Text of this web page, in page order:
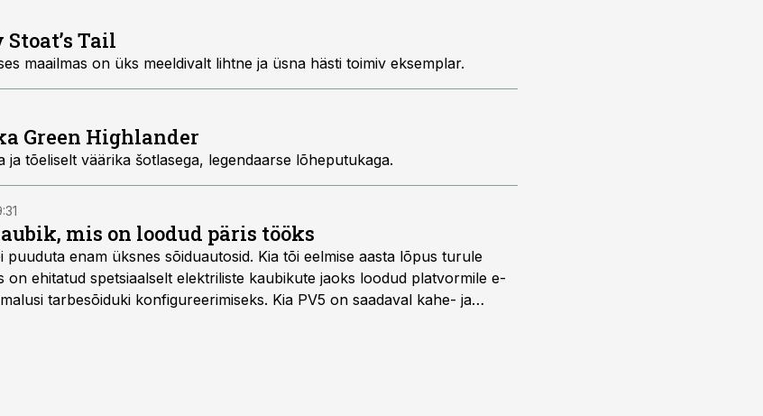
Tail
maailmas on üks meeldivalt lihtne ja üsna hästi toimiv eksemplar.
Green Highlander
ja tõeliselt väärika šotlasega, legendaarse lõheputukaga.
mis on loodud päris tööks
enam üksnes sõiduautosid. Kia tõi eelmise aasta lõpus turule
on ehitatud spetsiaalselt elektriliste kaubikute jaoks loodud platvormile e-
tarbesõiduki konfigureerimiseks. Kia PV5 on saadaval kahe- ja